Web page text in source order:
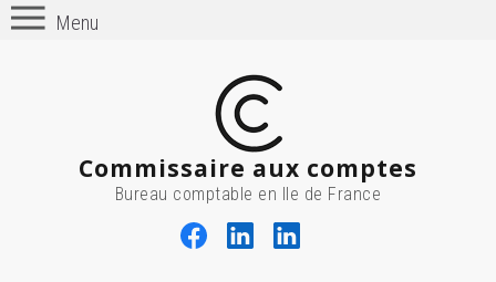
Menu
Commissaire aux comptes
Bureau comptable en Ile de France